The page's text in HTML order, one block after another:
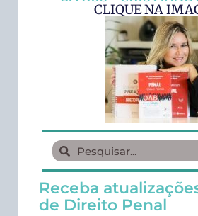
CLIQUE NA
Receba
de Direito Penal